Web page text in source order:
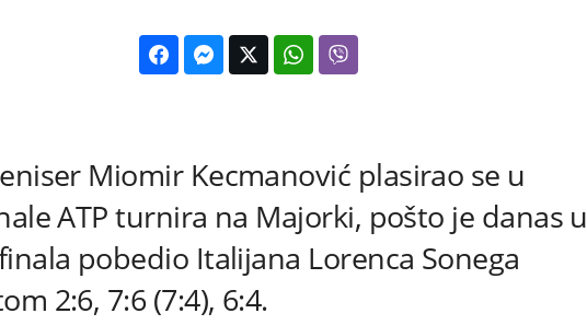
Miomir Kecmanović plasirao se u
ATP turnira na Majorki, pošto je danas u
pobedio Italijana Lorenca Sonega
2:6, 7:6 (7:4), 6:4.